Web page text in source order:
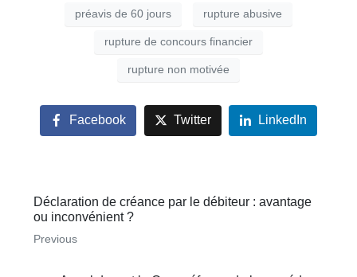
préavis de 60 jours rupture abusive
rupture de concours financier
rupture non motivée
Facebook Twitter LinkedIn
Déclaration de créance par le débiteur : avantage
ou inconvénient ?
Previous